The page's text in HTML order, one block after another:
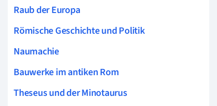
Raub der Europa
Römische Geschichte und Politik
Naumachie
Bauwerke im antiken Rom
Theseus und der Minotaurus